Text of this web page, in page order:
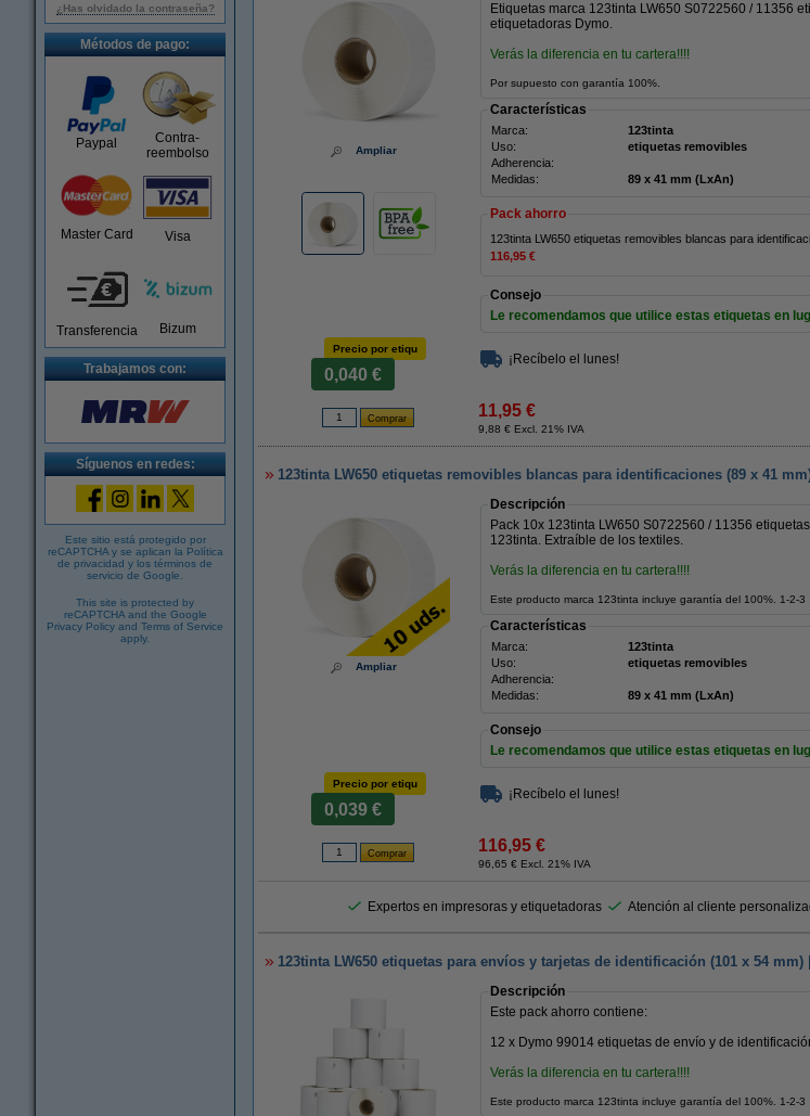
¿Has olvidado la contraseña?
Métodos de pago:
Paypal
Contra-
reembolso
Master Card Visa
Transferencia Bizum
Trabajamos con:
Síguenos en redes:
Este sitio está protegido por
reCAPTCHA y se aplican la Política
de privacidad y los términos de
servicio de Google
This site is protected by
reCAPTCHA and the Google
Privacy Policy and Terms of Service
apply.
Ampliar
Etiquetas marca 123tinta LW650 S0722560 / 11356
etiquetadoras Dymo.
Verás la diferencia en tu cartera!!!!
Por supuesto con garantía 100%.
Características
Marca: 123tinta
Uso:
etiquetas removibles
Adherencia:
Medidas:
89 x 41 mm (LxAn)
Pack ahorro
123tinta LW650 etiquetas removibles blancas para
116,95 €
Consejo
Le recomendamos que utilice estas etiquetas en
Precio por etiqu
0,040 €
¡Recíbelo el lunes!
11,95 €
9,88 € Excl. 21% IVA
123tinta LW650 etiquetas removibles blancas para identificaciones (89 x 41
Ampliar
Descripción
Pack 10x 123tinta LW650 S0722560 / 11356
123tinta. Extraíble de los textiles.
Verás la diferencia en tu cartera!!!!
Este producto marca 123tinta incluye garantía del 100%. 1-2-3
Características
Marca: 123tinta
Uso:
etiquetas removibles
Adherencia:
Medidas:
89 x 41 mm (LxAn)
Consejo
Le recomendamos que utilice estas etiquetas en
Precio por etiqu
0,039 €
¡Recíbelo el lunes!
116,95 €
96,65 € Excl. 21% IVA
Expertos en impresoras y etiquetadoras Atención al cliente
123tinta LW650 etiquetas para envíos y tarjetas de identificación (101 x 54 mm)
Descripción
Este pack ahorro contiene:
12 x Dymo 99014 etiquetas de envío y de
Verás la diferencia en tu cartera!!!!
Este producto marca 123tinta incluye garantía del 100%. 1-2-3